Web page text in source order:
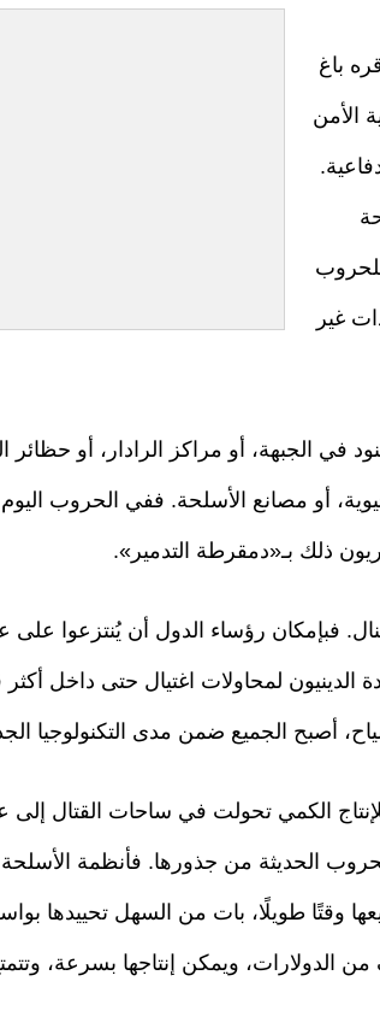
باغ
في بنية الأمن
غير
في الجبهة، أو مراكز الرادار، أو حظائر
أو مصانع الأسلحة. ففي الحروب
ذلك بـ«دمقرطة التدمير».
فبإمكان رؤساء الدول أن يُنتزعوا
الدينيون لمحاولات اغتيال حتى داخل
أصبح الجميع ضمن مدى التكنولوجيا
الكمي تحولت في ساحات القتال
الحديثة من جذورها. فأنظمة الأسلحة
وقتًا طويلًا، بات من السهل تحييدها
الدولارات، ويمكن إنتاجها بسرعة،